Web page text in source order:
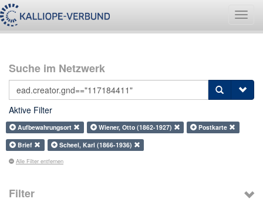
Suche im Netzwerk
Aktive Filter
Aufbewahrungsort Wiener, Otto (1862-1927)
Postkarte
Brief
Scheel, Karl (1866-1936)
Alle Filter entfernen
Filter